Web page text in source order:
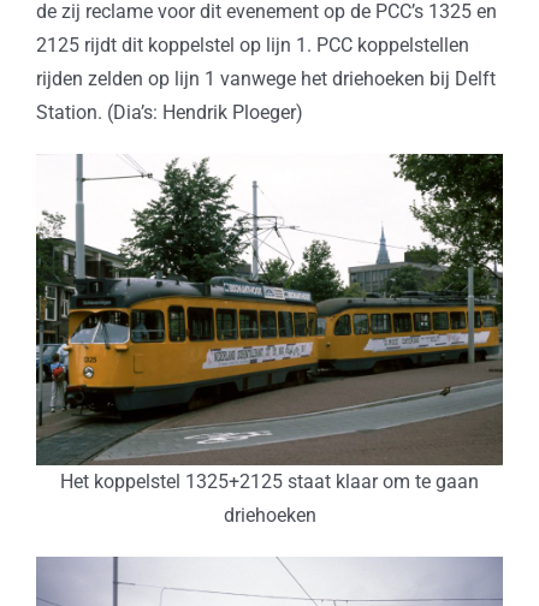
de zij reclame voor dit evenement op de PCC’s 1325 en
2125 rijdt dit koppelstel op lijn 1. PCC koppelstellen
rijden zelden op lijn 1 vanwege het driehoeken bij Delft
Station. (Dia’s: Hendrik Ploeger)
Het koppelstel 1325+2125 staat klaar om te gaan
driehoeken